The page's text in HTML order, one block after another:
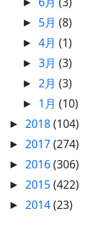
► 5月(8)
►4月(1)
►3月(3)
► 2月(3)
► 1月(10)
► 2018(104)
► 2017(274)
► 2016(306)
► 2015(422)
► 2014(23)